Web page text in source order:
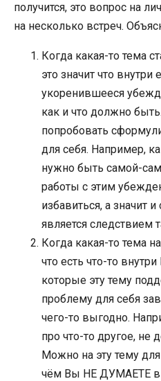
получится, это вопрос на
на несколько встреч.
Когда какая-то тема
это значит что внутри
укоренившееся
как и что должно
попробовать
для себя. Например,
нужно быть самой-
работы с этим
избавиться, а значит
является следствием
Когда какая-то тема
что есть что-то
которые эту тему
проблему для себя
чего-то выгодно.
про что-то другое, не
Можно на эту тему
чём Вы НЕ ДУМАЕТЕ в